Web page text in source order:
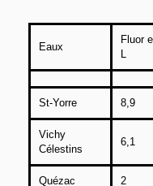
Eaux
Fluor
L
St-Yorre 8,9
Vichy
Célestins
6,1
Quézac 2